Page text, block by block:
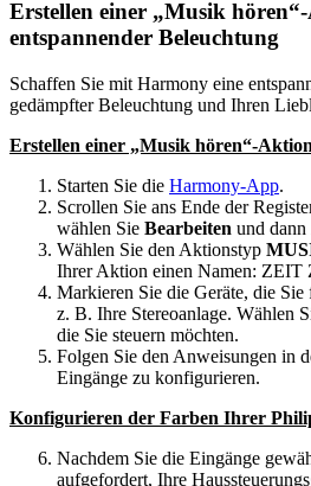
Erstellen einer „Musik
entspannender Beleuchtung
Schaffen Sie mit Harmony eine
gedämpfter Beleuchtung und Ihren
Erstellen einer „Musik hören“-Aktion
Starten Sie die Harmony-App.
Scrollen Sie ans Ende der
wählen Sie Bearbeiten und dann
Wählen Sie den Aktionstyp
Ihrer Aktion einen Namen:
Markieren Sie die Geräte, die
z. B. Ihre Stereoanlage. Wählen
die Sie steuern möchten.
Folgen Sie den Anweisungen in
Eingänge zu konfigurieren.
Konfigurieren der Farben Ihrer
Nachdem Sie die Eingänge
aufgefordert, Ihre